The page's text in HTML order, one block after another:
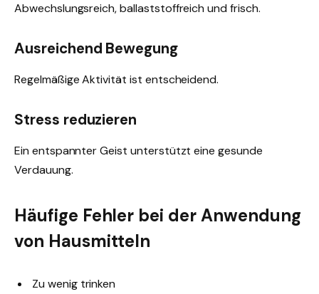
Abwechslungsreich, ballaststoffreich und frisch.
Ausreichend Bewegung
Regelmäßige Aktivität ist entscheidend.
Stress reduzieren
Ein entspannter Geist unterstützt eine gesunde
Verdauung.
Häufige Fehler bei der Anwendung
von Hausmitteln
Zu wenig trinken